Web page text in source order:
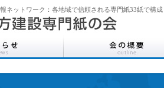
ネットワーク：各地域で信頼される専門紙33紙で構成